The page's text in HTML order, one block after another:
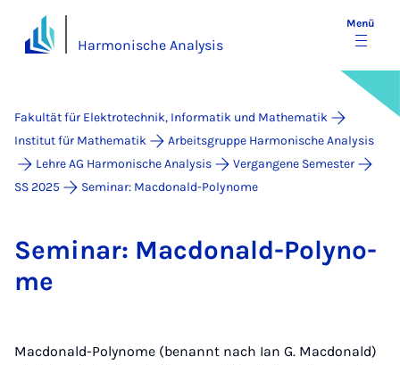
Harmonische Analysis
Menü
Fakultät für Elektrotechnik, Informatik und Mathematik
Institut für Mathematik
Arbeitsgruppe Harmonische Analysis
Lehre AG Harmonische Analysis
Vergangene Semester
SS 2025
Seminar: Mac­do­nald-Po­ly­no­me
Se­mi­nar: Mac­do­nald-Po­ly­no­
me
Macdonald-Polynome (benannt nach Ian G. Macdonald)